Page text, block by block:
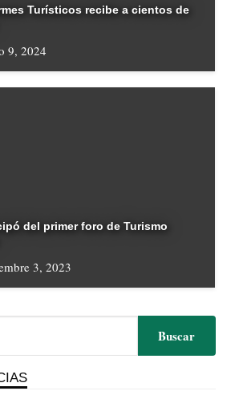
Turísticos recibe a cientos de
9, 2024
del primer foro de Turismo
3, 2023